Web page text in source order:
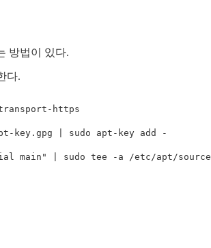
방법이 있다.
다.
https
key.gpg | sudo
main" sudo tee -a